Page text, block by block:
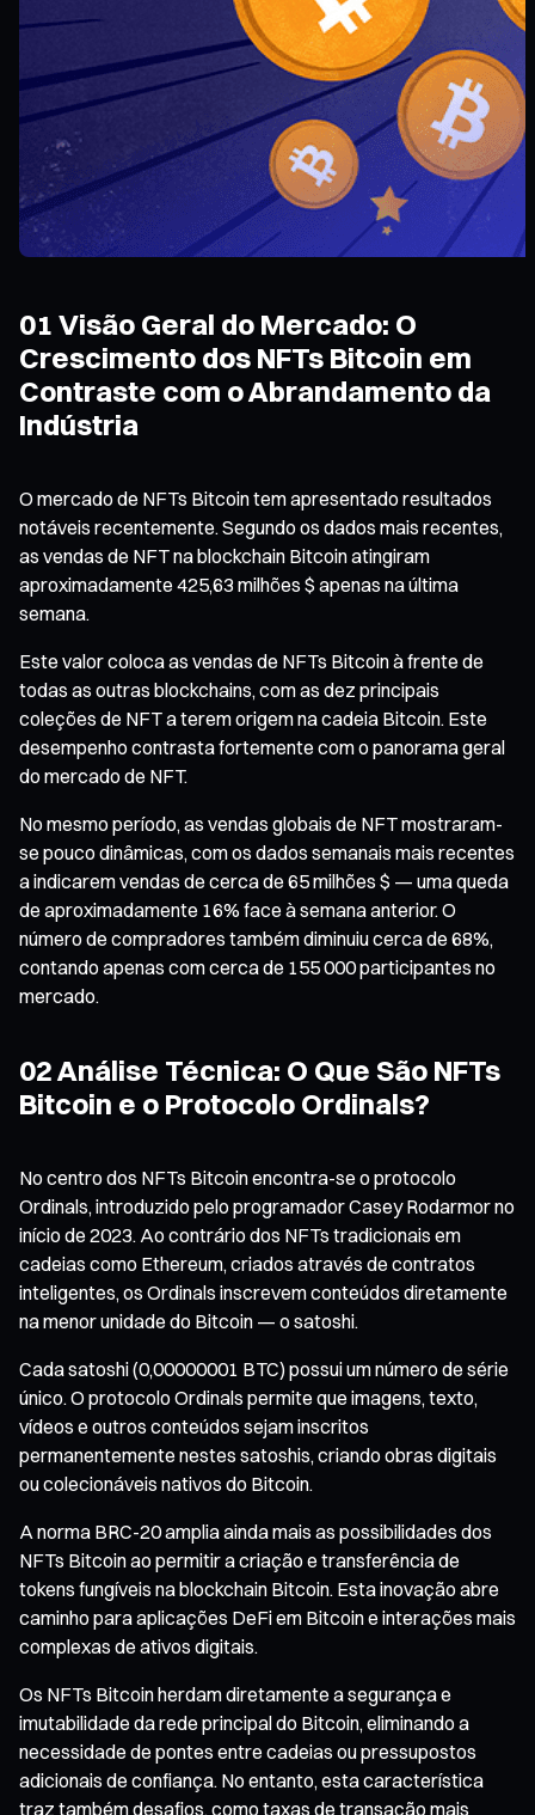
01 Visão Geral do Mercado: O
Crescimento dos NFTs Bitcoin em
Contraste com o Abrandamento da
Indústria
O mercado de NFTs Bitcoin tem apresentado resultados
notáveis recentemente. Segundo os dados mais recentes,
as vendas de NFT na blockchain Bitcoin atingiram
aproximadamente 425,63 milhões $ apenas na última
semana.
Este valor coloca as vendas de NFTs Bitcoin à frente de
todas as outras blockchains, com as dez principais
coleções de NFT a terem origem na cadeia Bitcoin. Este
desempenho contrasta fortemente com o panorama geral
do mercado de NFT.
No mesmo período, as vendas globais de NFT mostraram-
se pouco dinâmicas, com os dados semanais mais recentes
a indicarem vendas de cerca de 65 milhões $ — uma queda
de aproximadamente 16% face à semana anterior. O
número de compradores também diminuiu cerca de 68%,
contando apenas com cerca de 155 000 participantes no
mercado.
02 Análise Técnica: O Que São NFTs
Bitcoin e o Protocolo Ordinals?
No centro dos NFTs Bitcoin encontra-se o protocolo
Ordinals, introduzido pelo programador Casey Rodarmor no
início de 2023. Ao contrário dos NFTs tradicionais em
cadeias como Ethereum, criados através de contratos
inteligentes, os Ordinals inscrevem conteúdos diretamente
na menor unidade do Bitcoin — o satoshi.
Cada satoshi (0,00000001 BTC) possui um número de série
único. O protocolo Ordinals permite que imagens, texto,
vídeos e outros conteúdos sejam inscritos
permanentemente nestes satoshis, criando obras digitais
ou colecionáveis nativos do Bitcoin.
A norma BRC-20 amplia ainda mais as possibilidades dos
NFTs Bitcoin ao permitir a criação e transferência de
tokens fungíveis na blockchain Bitcoin. Esta inovação abre
caminho para aplicações DeFi em Bitcoin e interações mais
complexas de ativos digitais.
Os NFTs Bitcoin herdam diretamente a segurança e
imutabilidade da rede principal do Bitcoin, eliminando a
necessidade de pontes entre cadeias ou pressupostos
adicionais de confiança. No entanto, esta característica
traz também desafios, como taxas de transação mais